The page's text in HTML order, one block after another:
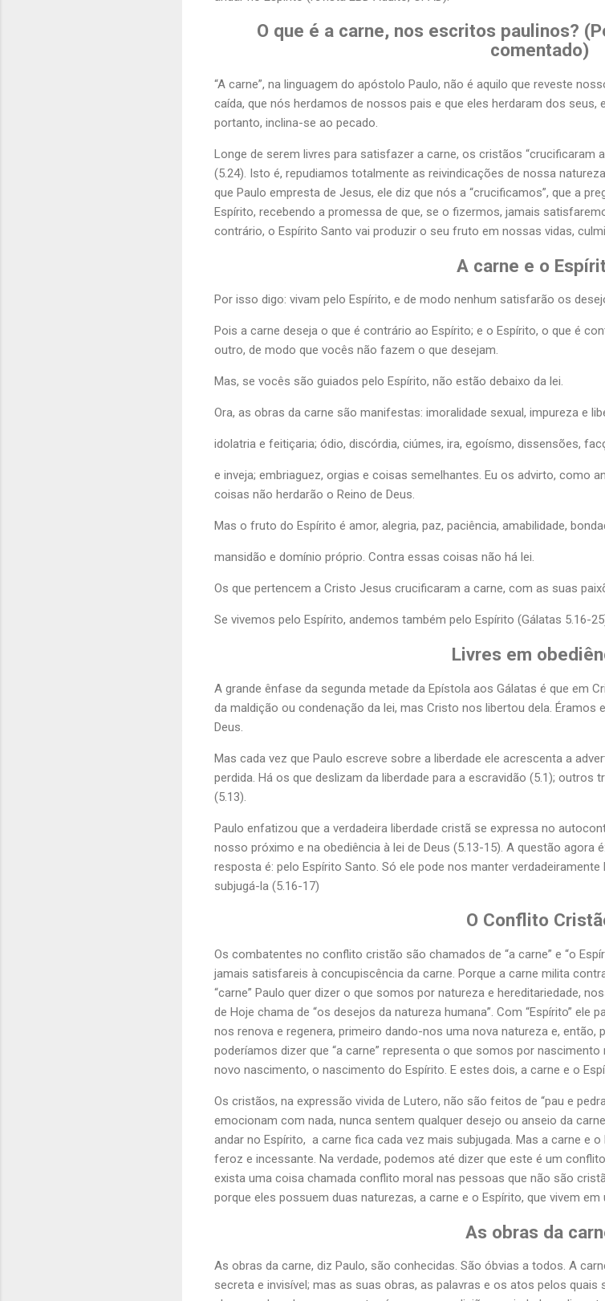
O que é a carne, nos escritos paulinos?
comentado)
“A carne”, na linguagem do apóstolo Paulo, não é aquilo que reveste
caída, que nós herdamos de nossos pais e que eles herdaram dos
portanto, inclina-se ao pecado.
Longe de serem livres para satisfazer a carne, os cristãos “crucificaram
(5.24). Isto é, repudiamos totalmente as reivindicações de nossa
que Paulo empresta de Jesus, ele diz que nós a “crucificamos”, que a
Espírito, recebendo a promessa de que, se o fizermos, jamais
contrário, o Espírito Santo vai produzir o seu fruto em nossas vidas,
A carne e o
Por isso digo: vivam pelo Espírito, e de modo nenhum satisfarão os
Pois a carne deseja o que é contrário ao Espírito; e o Espírito, o que é
outro, de modo que vocês não fazem o que desejam.
Mas, se vocês são guiados pelo Espírito, não estão debaixo da lei.
Ora, as obras da carne são manifestas: imoralidade sexual, impureza e
idolatria e feitiçaria; ódio, discórdia, ciúmes, ira, egoísmo, dissensões,
e inveja; embriaguez, orgias e coisas semelhantes. Eu os advirto, como
coisas não herdarão o Reino de Deus.
Mas o fruto do Espírito é amor, alegria, paz, paciência, amabilidade,
mansidão e domínio próprio. Contra essas coisas não há lei.
Os que pertencem a Cristo Jesus crucificaram a carne, com as suas
Se vivemos pelo Espírito, andemos também pelo Espírito (Gálatas 5.16-
Livres em
A grande ênfase da segunda metade da Epístola aos Gálatas é que em
da maldição ou condenação da lei, mas Cristo nos libertou dela.
Deus.
Mas cada vez que Paulo escreve sobre a liberdade ele acrescenta a
perdida. Há os que deslizam da liberdade para a escravidão (5.1); outros
(5.13).
Paulo enfatizou que a verdadeira liberdade cristã se expressa no
nosso próximo e na obediência à lei de Deus (5.13-15). A questão agora
resposta é: pelo Espírito Santo. Só ele pode nos manter
subjugá-la (5.16-17)
O Conflito
Os combatentes no conflito cristão são chamados de “a carne” e “o
jamais satisfareis à concupiscência da carne. Porque a carne milita
“carne” Paulo quer dizer o que somos por natureza e hereditariedade,
de Hoje chama de “os desejos da natureza humana”. Com “Espírito” ele
nos renova e regenera, primeiro dando-nos uma nova natureza e, então,
poderíamos dizer que “a carne” representa o que somos por
novo nascimento, o nascimento do Espírito. E estes dois, a carne e o
Os cristãos, na expressão vivida de Lutero, não são feitos de “pau e
emocionam com nada, nunca sentem qualquer desejo ou anseio da
andar no Espírito, a carne fica cada vez mais subjugada. Mas a carne e
feroz e incessante. Na verdade, podemos até dizer que este é um
exista uma coisa chamada conflito moral nas pessoas que não são
porque eles possuem duas naturezas, a carne e o Espírito, que vivem
As obras da
As obras da carne, diz Paulo, são conhecidas. São óbvias a todos. A
secreta e invisível; mas as suas obras, as palavras e os atos pelos